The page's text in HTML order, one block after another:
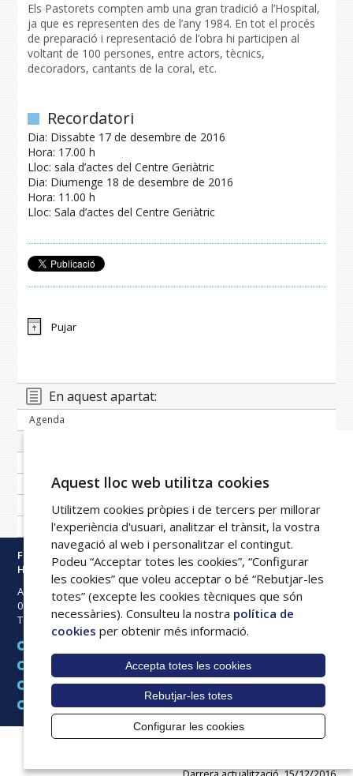
Els Pastorets compten amb una gran tradició a l’Hospital,
ja que es representen des de l’any 1984. En tot el procés
de preparació i representació de l’obra hi participen al
voltant de 100 persones, entre actors, tècnics,
decoradors, cantants de la coral, etc.
Recordatori
Dia: Dissabte 17 de desembre de 2016
Hora: 17.00 h
Lloc: sala d’actes del Centre Geriàtric
Dia: Diumenge 18 de desembre de 2016
Hora: 11.00 h
Lloc: Sala d’actes del Centre Geriàtric
Pujar
En aquest apartat:
Agenda
Imatge corporativa
Galeria
Xarxa FPHAG
Fundació Privada
Hospital Asil de Granollers
Avinguda Francesc Ribas s/n
08402
Granollers
Tel:
93 842 50 00
Política de cookies
Intranet
Aquest lloc web utilitza cookies
Utilitzem cookies pròpies i de tercers per millorar
l'experiència d'usuari, analitzar el trànsit, la vostra
navegació al web i personalitzar el contingut.
Podeu “Acceptar totes les cookies”, “Configurar
les cookies” que voleu acceptar o bé “Rebutjar-les
totes” (excepte les cookies tècniques que són
necessàries). Consulteu la nostra política de
cookies per obtenir més informació.
Accepta totes les cookies
Rebutjar-les totes
Configurar les cookies